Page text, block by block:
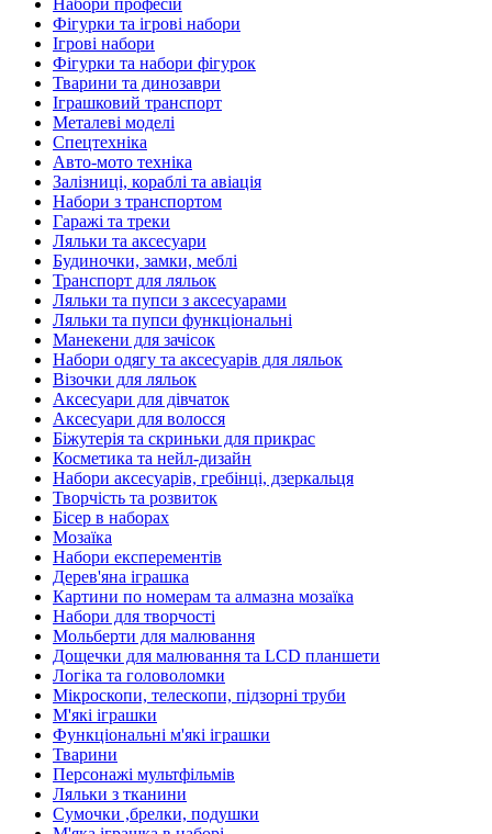
Набори професій
Фігурки та ігрові набори
Ігрові набори
Фігурки та набори фігурок
Тварини та динозаври
Іграшковий транспорт
Металеві моделі
Спецтехніка
Авто-мото техніка
Залізниці, кораблі та авіація
Набори з транспортом
Гаражі та треки
Ляльки та аксесуари
Будиночки, замки, меблі
Транспорт для ляльок
Ляльки та пупси з аксесуарами
Ляльки та пупси функціональні
Манекени для зачісок
Набори одягу та аксесуарів для ляльок
Візочки для ляльок
Аксесуари для дівчаток
Аксесуари для волосся
Біжутерія та скриньки для прикрас
Косметика та нейл-дизайн
Набори аксесуарів, гребінці, дзеркальця
Творчість та розвиток
Бісер в наборах
Мозаїка
Набори експерементів
Дерев'яна іграшка
Картини по номерам та алмазна мозаїка
Набори для творчості
Мольберти для малювання
Дощечки для малювання та LCD планшети
Логіка та головоломки
Мікроскопи, телескопи, підзорні труби
М'які іграшки
Функціональні м'які іграшки
Тварини
Персонажі мультфільмів
Ляльки з тканини
Сумочки ,брелки, подушки